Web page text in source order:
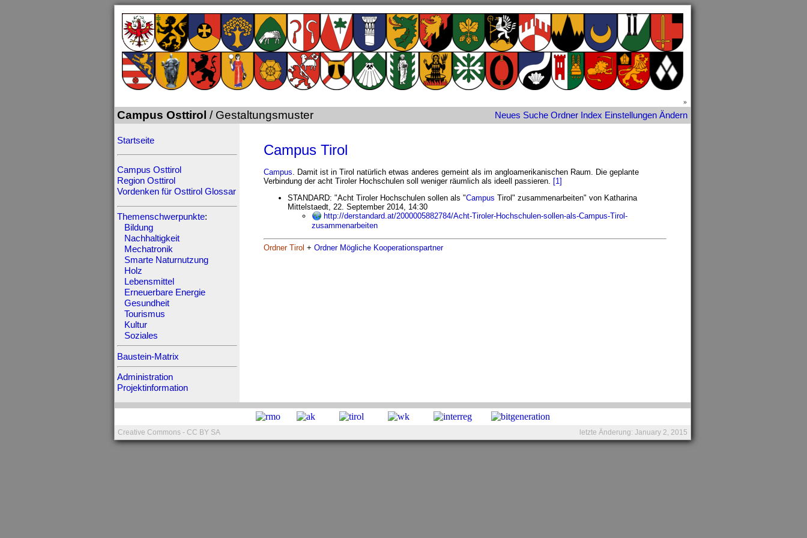
»
Campus Osttirol / Gestaltungsmuster Neues Suche Ordner Index Einstellungen Ändern
Startseite
Campus Osttirol
Region Osttirol
Vordenken für Osttirol Glossar
Themenschwerpunkte:
Bildung
Nachhaltigkeit
Mechatronik
Smarte Naturnutzung
Holz
Lebensmittel
Erneuerbare Energie
Gesundheit
Tourismus
Kultur
Soziales
Baustein-Matrix
Administration
Projektinformation
Campus Tirol
Campus. Damit ist in Tirol natürlich etwas anderes gemeint als im angloamerikanischen Raum. Die geplante
Verbindung der acht Tiroler Hochschulen soll weniger räumlich als ideell passieren. [1]
STANDARD: "Acht Tiroler Hochschulen sollen als "Campus Tirol" zusammenarbeiten" von Katharina
Mittelstaedt, 22. September 2014, 14:30
http://derstandard.at/2000005882784/Acht-Tiroler-Hochschulen-sollen-als-Campus-Tirol-
zusammenarbeiten
Ordner Tirol + Ordner Mögliche Kooperationspartner
Creative Commons - CC BY SA letzte Änderung: January 2, 2015